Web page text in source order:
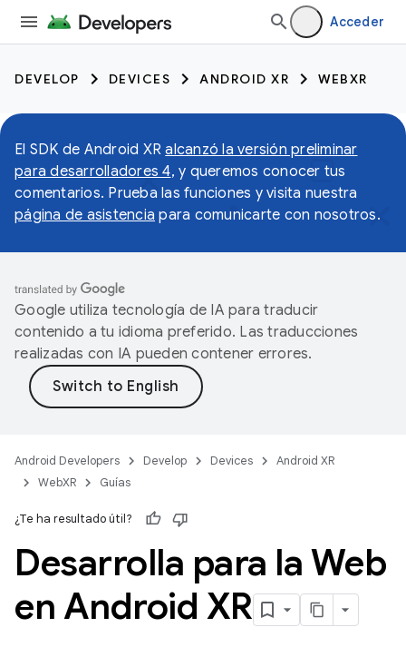
Acceder
DEVELOP DEVICES ANDROID XR WEBXR
El SDK de Android XRalcanzó la versión preliminar
para desarrolladores 4, y queremos conocer tus
comentarios. Prueba las funciones y visita nuestra
página de asistencia para comunicarte con nosotros.
Google utiliza tecnología de IA para traducir
contenido a tu idioma preferido. Las traducciones
realizadas con IA pueden contener errores.
Android Developers Develop Devices
Android XR
WebXR
Guías
¿Te ha resultado útil?
Desarrolla para la Web
en Android XR